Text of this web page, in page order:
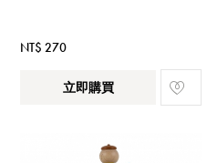
NT$ 270
立即購買